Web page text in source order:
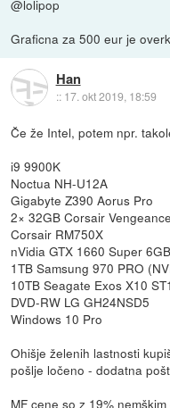
@lolipop
Graficna za 500 eur je
Han
:: 17. okt 2019, 18:59
Če že Intel, potem npr.
i9 9900K
Noctua NH-U12A
Gigabyte Z390 Aorus Pro
2× 32GB Corsair
Corsair RM750X
nVidia GTX 1660 Super
1TB Samsung 970 PRO
10TB Seagate Exos X10
DVD-RW LG GH24NSD5
Windows 10 Pro
Ohišje želenih lastnosti
pošlje ločeno - dodatna
MF cene so z 19%